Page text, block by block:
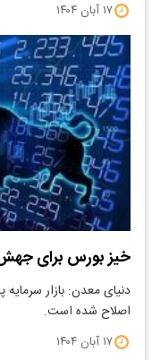
۱۷ آبان ۱۴۰۴
خیز بورس برای جهش
دنیای معدن: بازار
اصلاح شده است.
۱۷ آبان ۱۴۰۴